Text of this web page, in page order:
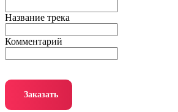
Название трека
Комментарий
Заказать